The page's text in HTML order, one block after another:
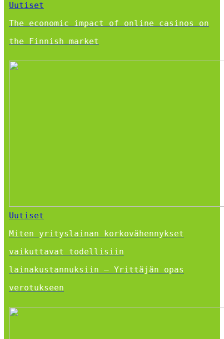
Uutiset
The economic impact of online casinos on
the Finnish market
Uutiset
Miten yrityslainan korkovähennykset
vaikuttavat todellisiin
lainakustannuksiin – Yrittäjän opas
verotukseen